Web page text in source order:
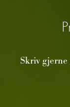
Skriv